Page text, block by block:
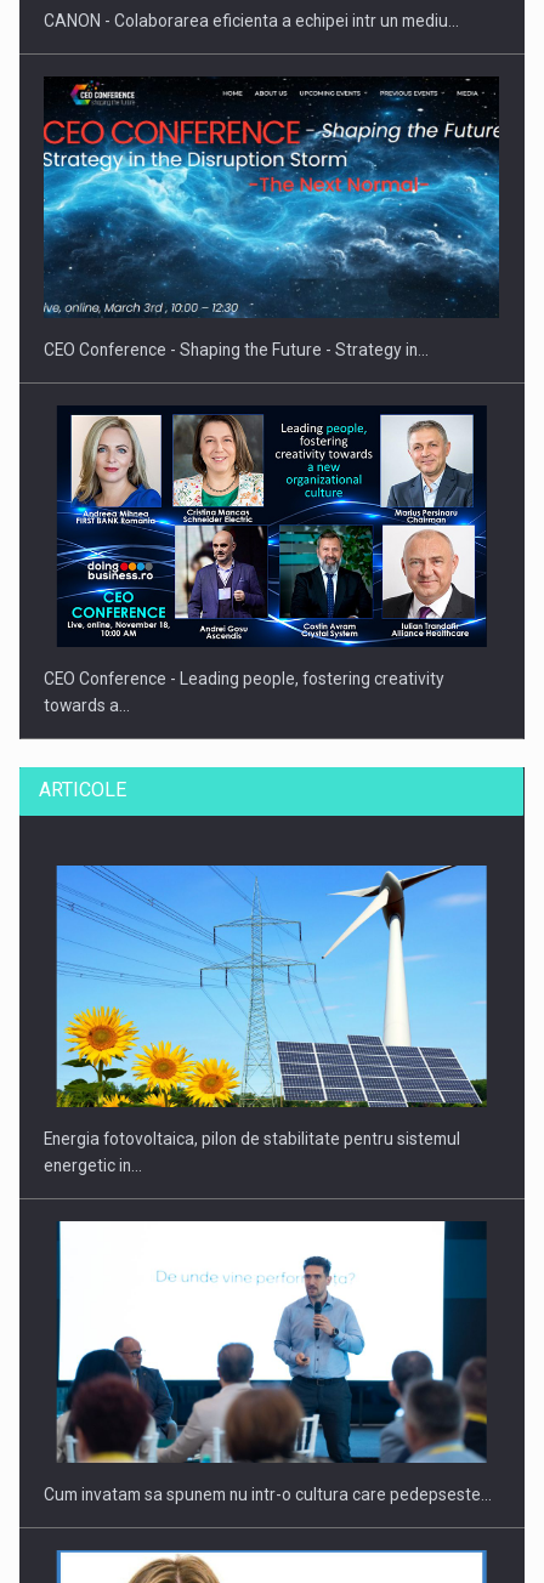
CANON - Colaborarea eficienta a echipei intr un mediu…
CEO Conference - Shaping the Future - Strategy in…
CEO Conference - Leading people, fostering creativity
towards a…
CEO Conference - Shaping The Future - Technology and…
Webinar - Business Evolution-RETHINK STRATEGY-Finantare
Investitii Digitalizare
ARTICOLE
Energia fotovoltaica, pilon de stabilitate pentru sistemul
energetic in…
Cum invatam sa spunem nu intr-o cultura care pedepseste…